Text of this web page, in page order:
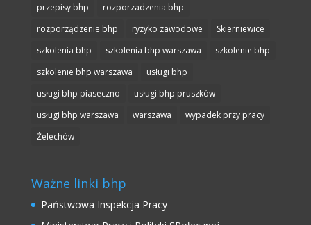
przepisy bhp
rozporzadzenia bhp
rozporządzenie bhp
ryzyko zawodowe
Skierniewice
szkolenia bhp
szkolenia bhp warszawa
szkolenie bhp
szkolenie bhp warszawa
usługi bhp
usługi bhp piaseczno
usługi bhp pruszków
usługi bhp warszawa
warszawa
wypadek przy pracy
Żelechów
Ważne linki bhp
Państwowa Inspekcja Pracy